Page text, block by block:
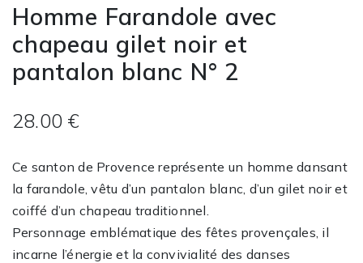
Homme Farandole avec
chapeau gilet noir et
pantalon blanc N° 2
28.00 €
Ce santon de Provence représente un homme dansant
la farandole, vêtu d’un pantalon blanc, d’un gilet noir et
coiffé d’un chapeau traditionnel.
Personnage emblématique des fêtes provençales, il
incarne l’énergie et la convivialité des danses